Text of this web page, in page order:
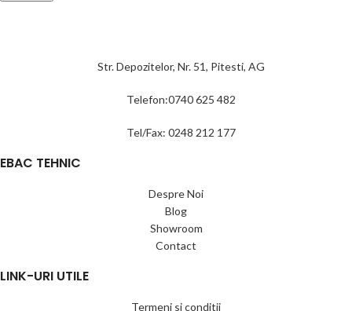
Str. Depozitelor, Nr. 51, Pitesti, AG
Telefon:0740 625 482
Tel/Fax: 0248 212 177
EBAC TEHNIC
Despre Noi
Blog
Showroom
Contact
LINK-URI UTILE
Termeni si conditii